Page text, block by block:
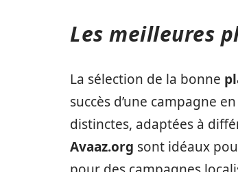
Les meilleures
La sélection de la bonne
succès d’une campagne
distinctes, adaptées à
Avaaz.org sont idéaux